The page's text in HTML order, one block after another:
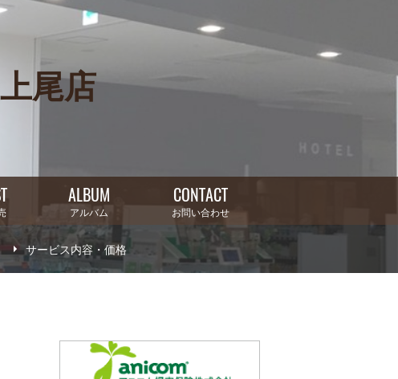
尾店
ALBUM
アルバム
CONTACT
お問い合わせ
サービス内容・価格